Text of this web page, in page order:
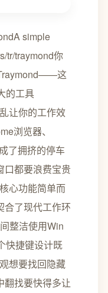
simple
tr/traymond你
这
的工具
让你的工作效
浏览器、
了拥挤的停车
都要浪费宝贵
心功能简单而
合了现代工作环
整洁使用Win
快捷键设计既
想要找回隐藏
翻找要快得多让